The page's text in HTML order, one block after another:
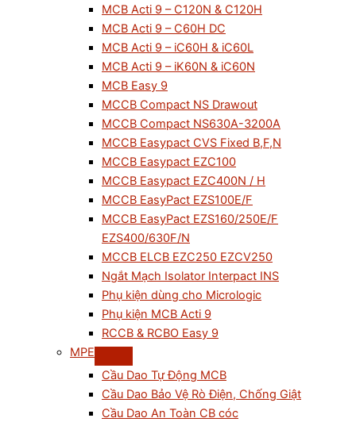
MCB Acti 9 – C120N & C120H
MCB Acti 9 – C60H DC
MCB Acti 9 – iC60H & iC60L
MCB Acti 9 – iK60N & iC60N
MCB Easy 9
MCCB Compact NS Drawout
MCCB Compact NS630A-3200A
MCCB Easypact CVS Fixed B,F,N
MCCB Easypact EZC100
MCCB Easypact EZC400N / H
MCCB EasyPact EZS100E/F
MCCB EasyPact EZS160/250E/F
EZS400/630F/N
MCCB ELCB EZC250 EZCV250
Ngắt Mạch Isolator Interpact INS
Phụ kiện dùng cho Micrologic
Phụ kiện MCB Acti 9
RCCB & RCBO Easy 9
MPE
Cầu Dao Tự Động MCB
Cầu Dao Bảo Vệ Rò Điện, Chống Giật
Cầu Dao An Toàn CB cóc